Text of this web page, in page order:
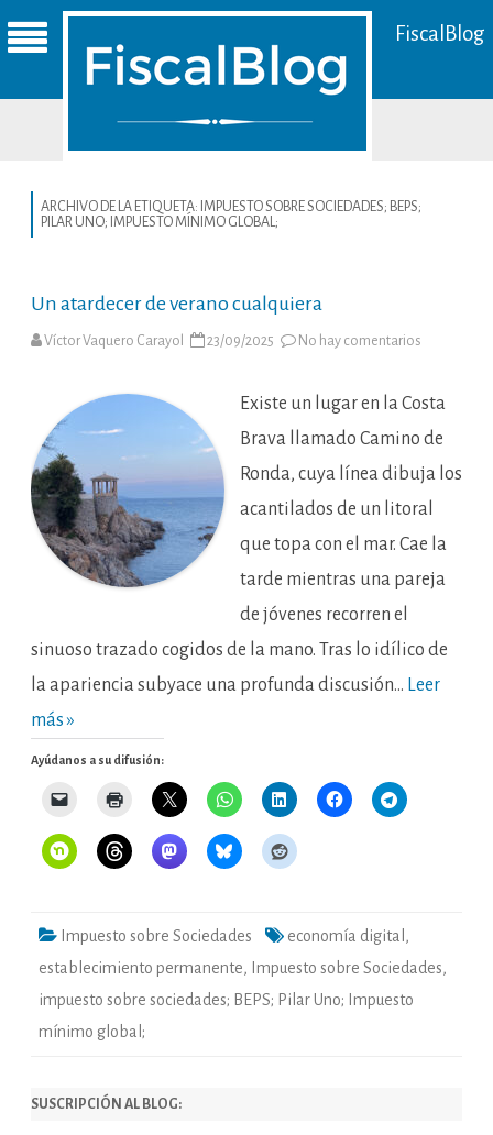
FiscalBlog
ARCHIVO DE LA ETIQUETA: IMPUESTO SOBRE SOCIEDADES; BEPS;
PILAR UNO; IMPUESTO MÍNIMO GLOBAL;
Un atardecer de verano cualquiera
Víctor Vaquero Carayol 23/09/2025 No hay comentarios
verano
Existe un lugar en la Costa
Brava llamado Camino de
Ronda, cuya línea dibuja los
acantilados de un litoral
que topa con el mar. Cae la
tarde mientras una pareja
de jóvenes recorren el
sinuoso trazado cogidos de la mano. Tras lo idílico de
la apariencia subyace una profunda discusión… Leer
más »
Ayúdanos a su difusión:
Impuesto sobre Sociedades economía digital ,
establecimiento permanente, Impuesto sobre Sociedades,
impuesto sobre sociedades; BEPS; Pilar Uno; Impuesto
mínimo global;
SUSCRIPCIÓN AL BLOG: